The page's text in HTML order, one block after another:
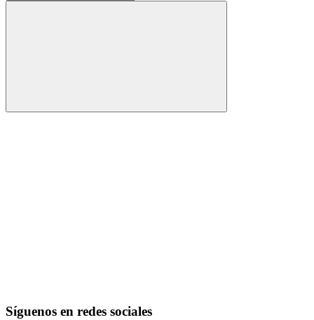
Buscar
Síguenos en redes sociales